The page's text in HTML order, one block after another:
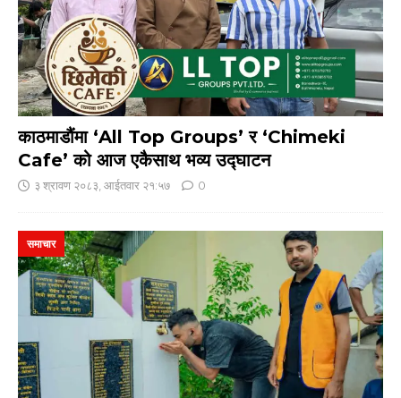
काठमाडौंमा ‘All Top Groups’ र ‘Chimeki
Cafe’ को आज एकैसाथ भव्य उद्घाटन
३ श्रावण २०८३, आईतवार २१:५७ 0
समाचार